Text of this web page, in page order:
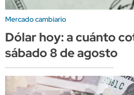
Mercado cambiario
Dólar hoy: a cuánto
sábado 8 de agosto